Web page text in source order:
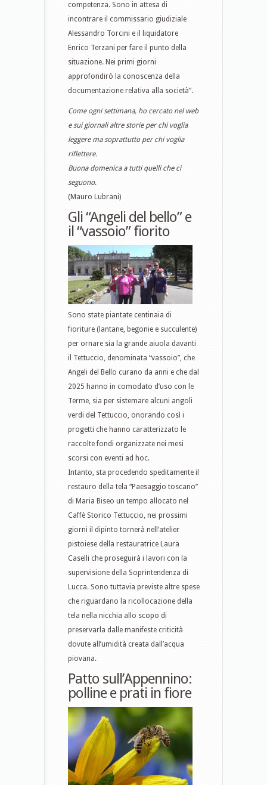
competenza. Sono in attesa di
incontrare il commissario giudiziale
Alessandro Torcini e il liquidatore
Enrico Terzani per fare il punto della
situazione. Nei primi giorni
approfondirò la conoscenza della
documentazione relativa alla società”.
Come ogni settimana, ho cercato nel web
e sui giornali altre storie per chi voglia
leggere ma soprattutto per chi voglia
riflettere.
Buona domenica a tutti quelli che ci
seguono.
(Mauro Lubrani)
Gli “Angeli del bello” e
il “vassoio” fiorito
Sono state piantate centinaia di
fioriture (lantane, begonie e succulente)
per ornare sia la grande aiuola davanti
il Tettuccio, denominata “vassoio”, che
Angeli del Bello curano da anni e che dal
2025 hanno in comodato d’uso con le
Terme, sia per sistemare alcuni angoli
verdi del Tettuccio, onorando così i
progetti che hanno caratterizzato le
raccolte fondi organizzate nei mesi
scorsi con eventi ad hoc.
Intanto, sta procedendo speditamente il
restauro della tela “Paesaggio toscano”
di Maria Biseo un tempo allocato nel
Caffè Storico Tettuccio, nei prossimi
giorni il dipinto tornerà nell’atelier
pistoiese della restauratrice Laura
Caselli che proseguirà i lavori con la
supervisione della Soprintendenza di
Lucca. Sono tuttavia previste altre spese
che riguardano la ricollocazione della
tela nella nicchia allo scopo di
preservarla dalle manifeste criticità
dovute all’umidità creata dall’acqua
piovana.
Patto sull’Appennino:
polline e prati in fiore